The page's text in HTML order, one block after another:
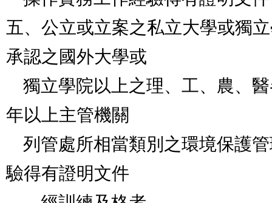
五、公立或立案之私立大學或獨
承認之國外大學或
年以上主管機關
驗得有證明文件